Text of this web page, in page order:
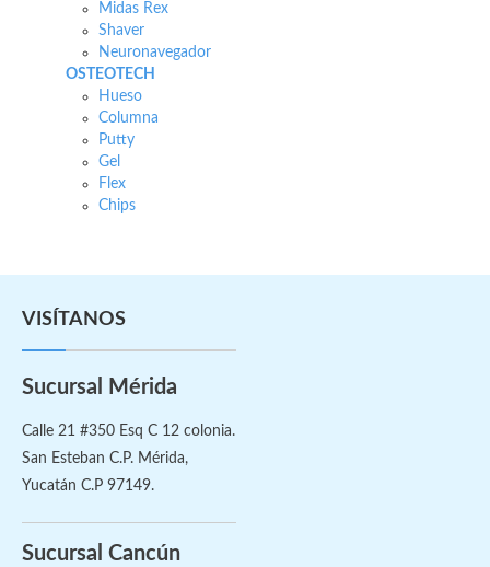
Midas Rex
Shaver
Neuronavegador
OSTEOTECH
Hueso
Columna
Putty
Gel
Flex
Chips
VISÍTANOS
Sucursal Mérida
Calle 21 #350 Esq C 12 colonia.
San Esteban C.P. Mérida,
Yucatán C.P 97149.
Sucursal Cancún